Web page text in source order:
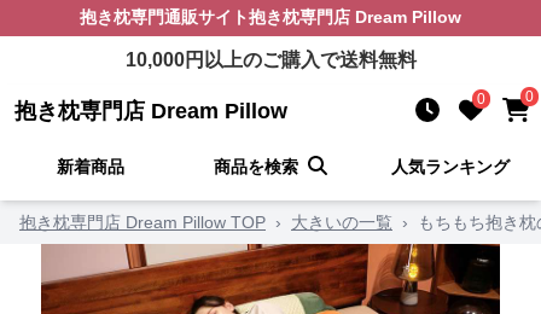
抱き枕専門通販サイト抱き枕専門店 Dream Pillow
10,000円以上のご購入で送料無料
抱き枕専門店 Dream Pillow 0 0
新着商品 商品を検索 人気ランキング
抱き枕専門店 Dream Pillow TOP › 大きいの一覧 › もちもち抱き枕